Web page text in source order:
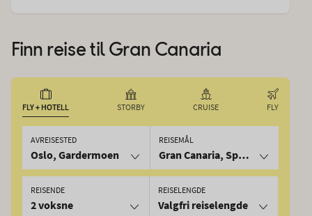
Finn reise til Gran Canaria
FLY + HOTELL STORBY CRUISE FLY
AVREISESTED
Oslo, Gardermoen
REISEMÅL
Gran Canaria, Spania
REISELENGDE
Valgfri reiselengde
REISENDE
2 voksne